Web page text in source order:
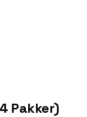
Pakker)